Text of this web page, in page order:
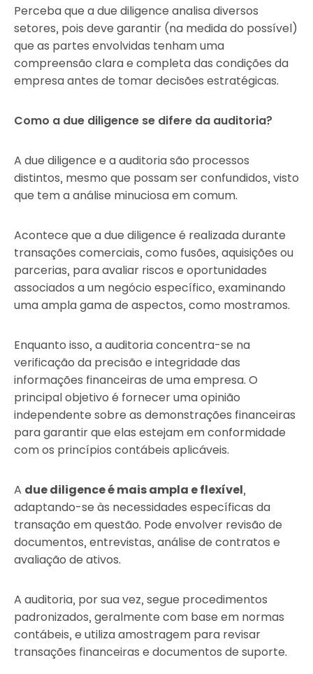
Perceba que a due diligence analisa diversos
setores, pois deve garantir (na medida do possível)
que as partes envolvidas tenham uma
compreensão clara e completa das condições da
empresa antes de tomar decisões estratégicas.
Como a due diligence se difere da auditoria?
A due diligence e a auditoria são processos
distintos, mesmo que possam ser confundidos, visto
que tem a análise minuciosa em comum.
Acontece que a due diligence é realizada durante
transações comerciais, como fusões, aquisições ou
parcerias, para avaliar riscos e oportunidades
associados a um negócio específico, examinando
uma ampla gama de aspectos, como mostramos.
Enquanto isso, a auditoria concentra-se na
verificação da precisão e integridade das
informações financeiras de uma empresa. O
principal objetivo é fornecer uma opinião
independente sobre as demonstrações financeiras
para garantir que elas estejam em conformidade
com os princípios contábeis aplicáveis.
A due diligence é mais ampla e flexível,
adaptando-se às necessidades específicas da
transação em questão. Pode envolver revisão de
documentos, entrevistas, análise de contratos e
avaliação de ativos.
A auditoria, por sua vez, segue procedimentos
padronizados, geralmente com base em normas
contábeis, e utiliza amostragem para revisar
transações financeiras e documentos de suporte.